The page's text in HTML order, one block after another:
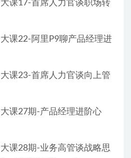
课17-首席人力官谈职场转
课22-阿里P9聊产品经理进
课23-首席人力官谈向上管
课27期-产品经理进阶心
课28期-业务高管谈战略思